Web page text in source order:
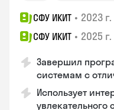
СФУ ИКИТ • 2023 г.
СФУ ИКИТ • 2025 г.
Завершил
системам с
Использует
увлекательного